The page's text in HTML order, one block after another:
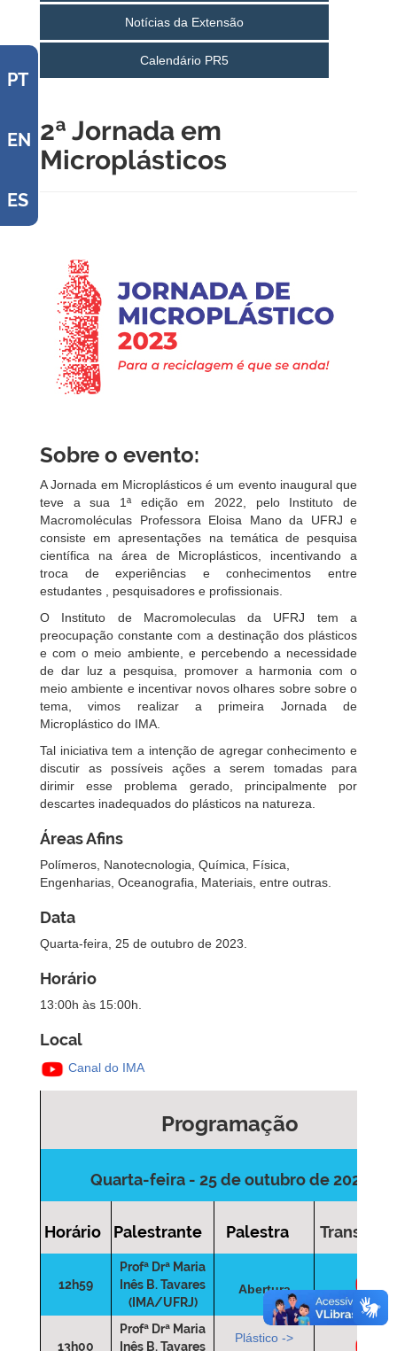
PT
EN
ES
Notícias da Extensão
Calendário PR5
2ª Jornada em
Microplásticos
Sobre o evento:
A Jornada em Microplásticos é um evento inaugural que
teve a sua 1ª edição em 2022, pelo Instituto de
Macromoléculas Professora Eloisa Mano da UFRJ e
consiste em apresentações na temática de pesquisa
científica na área de Microplásticos, incentivando a
troca de experiências e conhecimentos entre
estudantes , pesquisadores e profissionais.
O Instituto de Macromoleculas da UFRJ tem a
preocupação constante com a destinação dos plásticos
e com o meio ambiente, e percebendo a necessidade
de dar luz a pesquisa, promover a harmonia com o
meio ambiente e incentivar novos olhares sobre sobre o
tema, vimos realizar a primeira Jornada de
Microplástico do IMA.
Tal iniciativa tem a intenção de agregar conhecimento e
discutir as possíveis ações a serem tomadas para
dirimir esse problema gerado, principalmente por
descartes inadequados do plásticos na natureza.
Áreas Afins
Polímeros, Nanotecnologia, Química, Física,
Engenharias, Oceanografia, Materiais, entre outras.
Data
Quarta-feira, 25 de outubro de 2023.
Horário
13:00h às 15:00h.
Local
Canal do IMA
Programação
Quarta-feira - 25 de outubro de 2023
Horário Palestrante Palestra
12h59
Profª Drª Maria
Inês B. Tavares
(IMA/UFRJ)
Abertura
13h00
Profª Drª Maria
Inês B. Tavares
Plástico ->